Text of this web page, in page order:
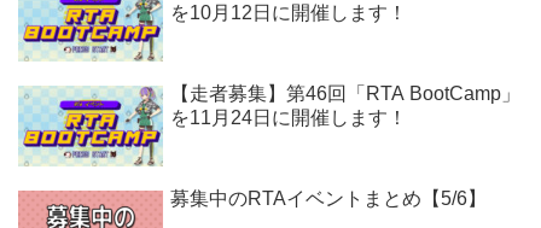
を10月12日に開催します！
【走者募集】第46回「RTA BootCamp」
を11月24日に開催します！
募集中のRTAイベントまとめ【5/6】